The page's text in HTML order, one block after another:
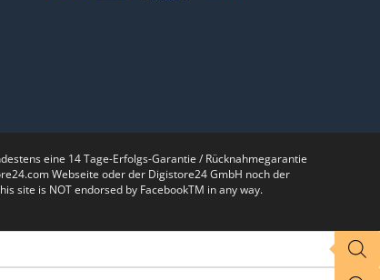
eine 14 Tage-Erfolgs-Garantie / Rücknahmegarantie
Webseite oder der Digistore24 GmbH noch der
site is NOT endorsed by FacebookTM in any way.